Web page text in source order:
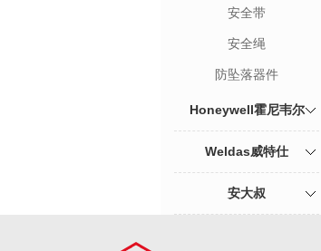
安全带
安全绳
防坠落器件
Honeywell霍尼韦尔
Weldas威特仕
安大叔